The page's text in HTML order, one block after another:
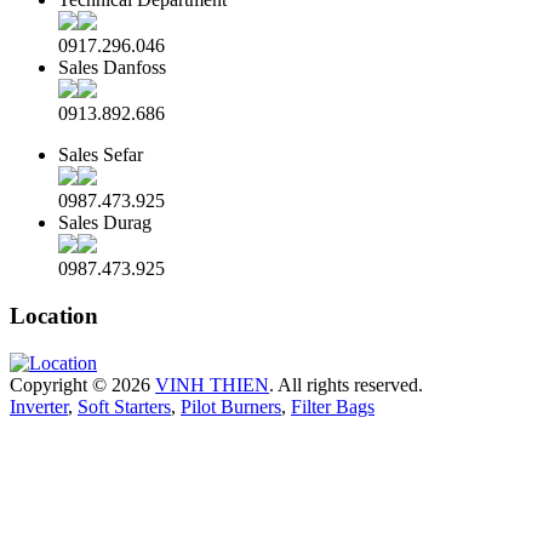
0917.296.046
Sales Danfoss
0913.892.686
Sales Sefar
0987.473.925
Sales Durag
0987.473.925
Location
Copyright © 2026 VINH THIEN. All rights reserved.
Inverter, Soft Starters, Pilot Burners, Filter Bags